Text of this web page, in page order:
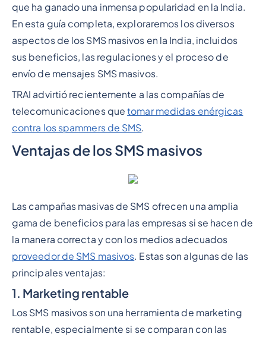
que ha ganado una inmensa popularidad en la India.
En esta guía completa, exploraremos los diversos
aspectos de los SMS masivos en la India, incluidos
sus beneficios, las regulaciones y el proceso de
envío de mensajes SMS masivos.
TRAI advirtió recientemente a las compañías de
telecomunicaciones quetomar medidas enérgicas
contra los spammers de SMS.
Ventajas de los SMS masivos
Las campañas masivas de SMS ofrecen una amplia
gama de beneficios para las empresas si se hacen de
la manera correcta y con los medios adecuados
proveedor de SMS masivos. Estas son algunas de las
principales ventajas:
1. Marketing rentable
Los SMS masivos son una herramienta de marketing
rentable, especialmente si se comparan con las